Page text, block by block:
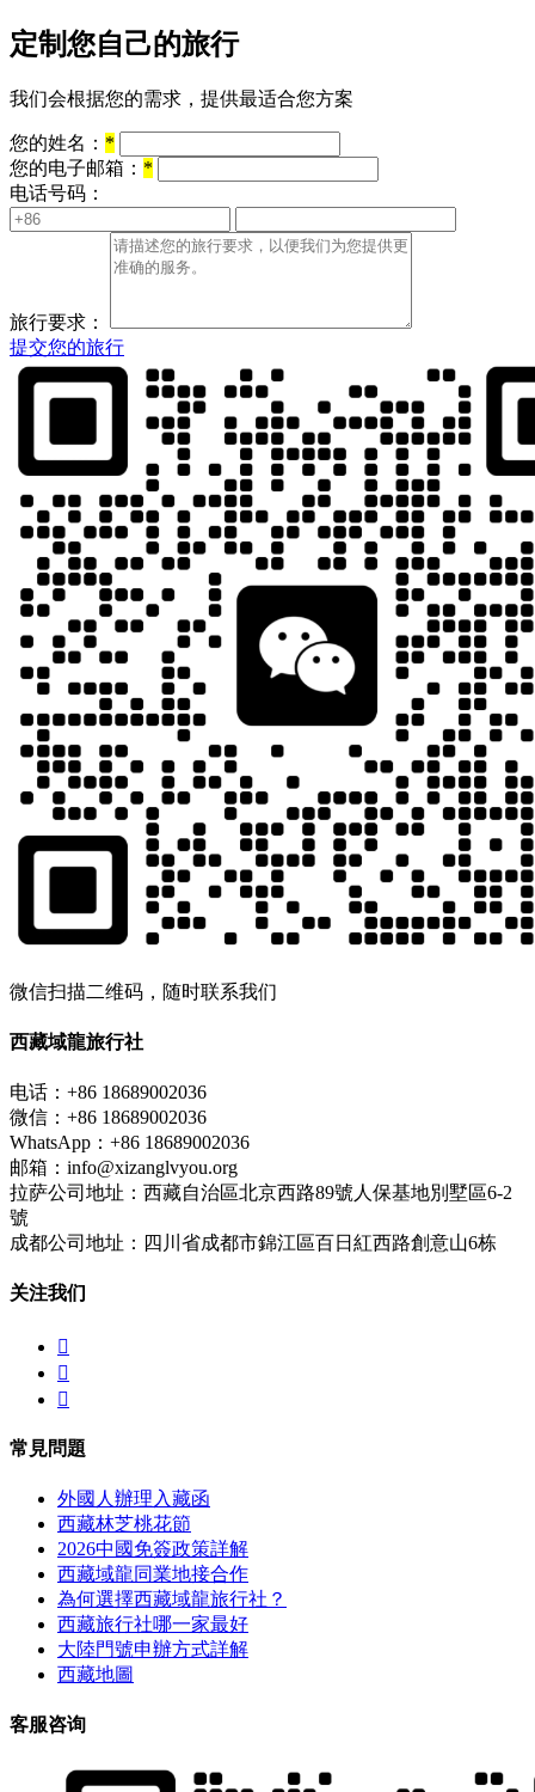
定制您自己的旅行
我们会根据您的需求，提供最适合您方案
您的姓名： *
您的电子邮箱： *
电话号码：
旅行要求：
提交您的旅行
微信扫描二维码，随时联系我们
西藏域龍旅行社
电话：+86 18689002036
微信：+86 18689002036
WhatsApp：+86 18689002036
邮箱：info@xizanglvyou.org
拉萨公司地址：西藏自治區北京西路89號人保基地別墅區6-2
號
成都公司地址：四川省成都市錦江區百日紅西路創意山6栋
关注我们



常見問題
外國人辦理入藏函
西藏林芝桃花節
2026中國免簽政策詳解
西藏域龍同業地接合作
為何選擇西藏域龍旅行社？
西藏旅行社哪一家最好
大陸門號申辦方式詳解
西藏地圖
客服咨询